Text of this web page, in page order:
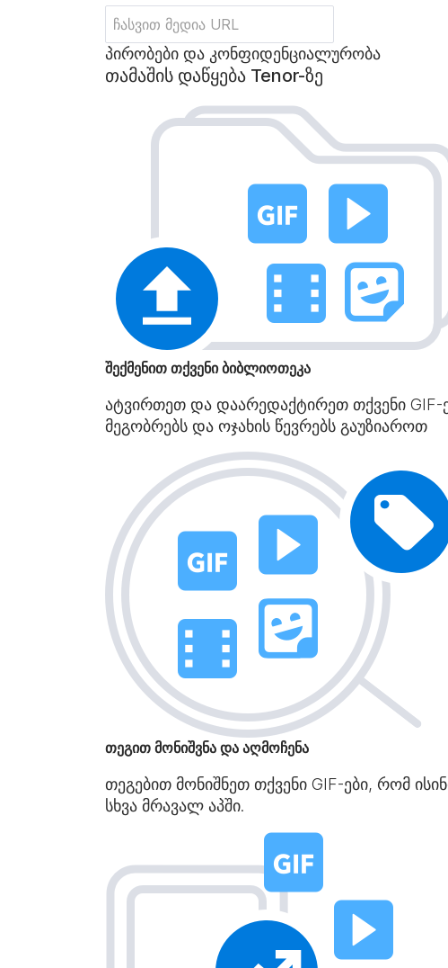
პირობები და კონფიდენციალურობა
თამაშის დაწყება Tenor-ზე
შექმენით თქვენი ბიბლიოთეკა
ატვირთეთ და დაარედაქტირეთ თქვენი
მეგობრებს და ოჯახის წევრებს გაუზიაროთ
თეგით მონიშვნა და აღმოჩენა
თეგებით მონიშნეთ თქვენი GIF-ები, რომ
სხვა მრავალ აპში.